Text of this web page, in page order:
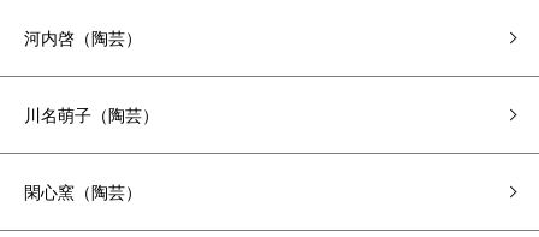
河内啓（陶芸）
川名萌子（陶芸）
閑心窯（陶芸）